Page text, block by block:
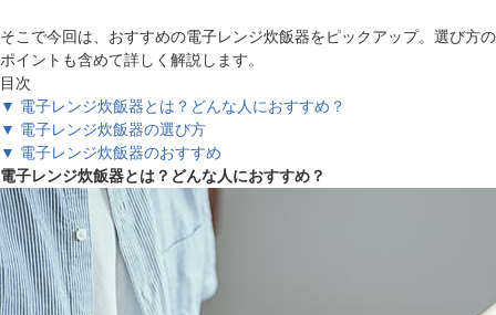
そこで今回は、おすすめの電子レンジ炊飯器をピックアップ。選び方の
ポイントも含めて詳しく解説します。
目次
▼ 電子レンジ炊飯器とは？どんな人におすすめ？
▼ 電子レンジ炊飯器の選び方
▼ 電子レンジ炊飯器のおすすめ
電子レンジ炊飯器とは？どんな人におすすめ？